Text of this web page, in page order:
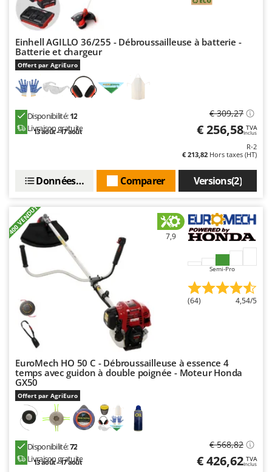
Einhell AGILLO 36/255 - Débroussailleuse à batterie -
Batterie et chargeur
Offert par AgriEuro
Disponibilité:12
Livraison gratuite
13 août - 17 août
€ 309,27
€ 256,58 TVA
Inclus
R-2
€ 213,82 Hors taxes (HT)
Versions(2)
Comparer
Données techniques
+400 VENDUTI 7,9
Semi-Pro
(64) 4,54/5
EuroMech HO 50 C - Débroussailleuse à essence 4
temps avec guidon à double poignée - Moteur Honda
GX50
Offert par AgriEuro
Disponibilité:72
Livraison gratuite
13 août - 17 août
€ 568,82
€ 426,62 TVA
Inclus